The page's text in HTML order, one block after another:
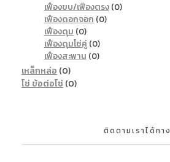
เฟืองขบ/เฟืองตรง (0)
เฟืองดอกจอก (0)
เฟืองดุม (0)
เฟืองดุมโซ่คู่ (0)
เฟืองสะพาน (0)
เหล็กหล่อ(0)
โซ่ ข้อต่อโซ่(0)
ติดตามเราได้ทาง